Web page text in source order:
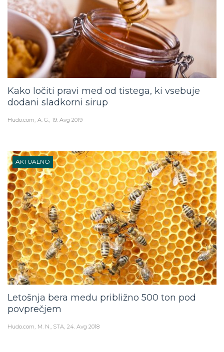
Kako ločiti pravi med od tistega, ki vsebuje
dodani sladkorni sirup
Hudo.com A. G. 19. Avg 2019
AKTUALNO
Letošnja bera medu približno 500 ton pod
povprečjem
Hudo.com M. N., STA 24. Avg 2018